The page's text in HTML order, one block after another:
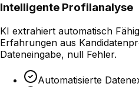
Intelligente Profilanalyse
KI extrahiert automatisch
Erfahrungen aus
Dateneingabe, null Fehler.
Automatisierte